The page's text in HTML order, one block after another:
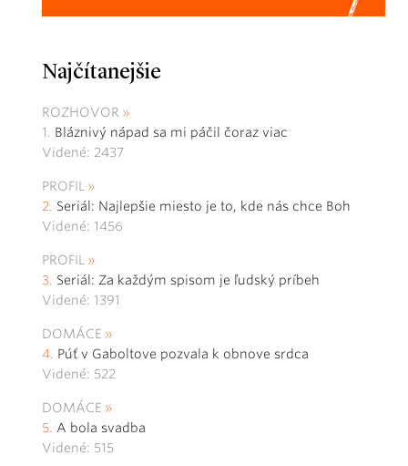
Najčítanejšie
ROZHOVOR
Bláznivý nápad sa mi páčil čoraz viac
Videné: 2437
PROFIL
Seriál: Najlepšie miesto je to, kde nás chce Boh
Videné: 1456
PROFIL
Seriál: Za každým spisom je ľudský príbeh
Videné: 1391
DOMÁCE
Púť v Gaboltove pozvala k obnove srdca
Videné: 522
DOMÁCE
A bola svadba
Videné: 515